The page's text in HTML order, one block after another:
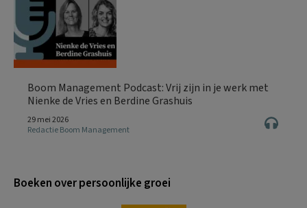
Boom Management Podcast: Vrij zijn in je werk met
Nienke de Vries en Berdine Grashuis
29 mei 2026
Redactie Boom Management
Boeken over persoonlijke groei